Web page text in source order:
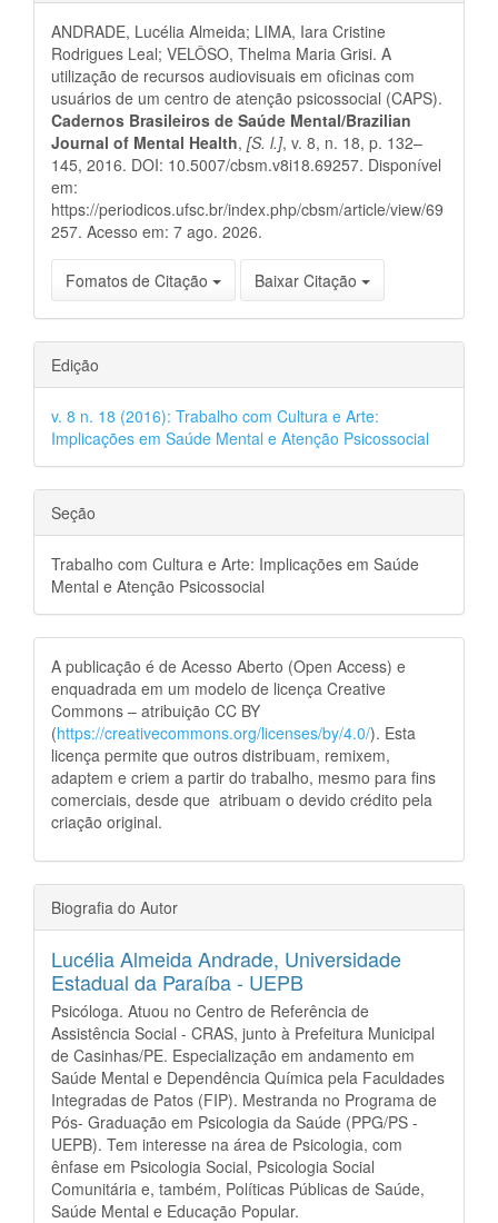
do
artigo
ANDRADE, Lucélia Almeida; LIMA, Iara Cristine
Rodrigues Leal; VELÔSO, Thelma Maria Grisi. A
utilização de recursos audiovisuais em oficinas com
usuários de um centro de atenção psicossocial (CAPS).
Cadernos Brasileiros de Saúde Mental/Brazilian
Journal of Mental Health, [S. l.], v. 8, n. 18, p. 132–
145, 2016. DOI: 10.5007/cbsm.v8i18.69257. Disponível
em:
https://periodicos.ufsc.br/index.php/cbsm/article/view/69
257. Acesso em: 7 ago. 2026.
Fomatos de Citação Baixar Citação
Edição
v. 8 n. 18 (2016): Trabalho com Cultura e Arte:
Implicações em Saúde Mental e Atenção Psicossocial
Seção
Trabalho com Cultura e Arte: Implicações em Saúde
Mental e Atenção Psicossocial
A publicação é de Acesso Aberto (Open Access) e
enquadrada em um modelo de licença Creative
Commons – atribuição CC BY
(https://creativecommons.org/licenses/by/4.0/). Esta
licença permite que outros distribuam, remixem,
adaptem e criem a partir do trabalho, mesmo para fins
comerciais, desde que atribuam o devido crédito pela
criação original.
Biografia do Autor
Lucélia Almeida Andrade, Universidade
Estadual da Paraíba - UEPB
Psicóloga. Atuou no Centro de Referência de
Assistência Social - CRAS, junto à Prefeitura Municipal
de Casinhas/PE. Especialização em andamento em
Saúde Mental e Dependência Química pela Faculdades
Integradas de Patos (FIP). Mestranda no Programa de
Pós- Graduação em Psicologia da Saúde (PPG/PS -
UEPB). Tem interesse na área de Psicologia, com
ênfase em Psicologia Social, Psicologia Social
Comunitária e, também, Políticas Públicas de Saúde,
Saúde Mental e Educação Popular.